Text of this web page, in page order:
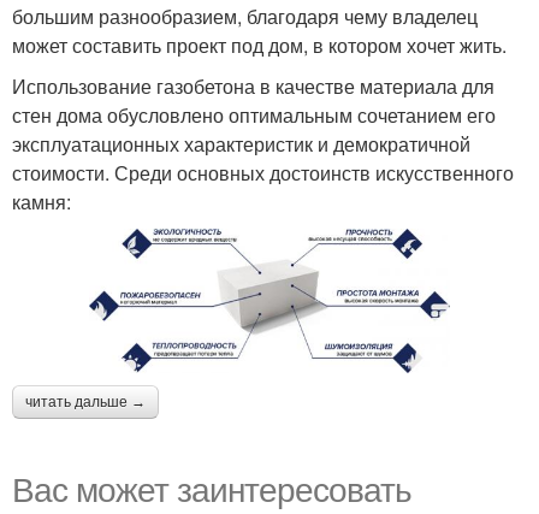
большим разнообразием, благодаря чему владелец
может составить проект под дом, в котором хочет жить.
Использование газобетона в качестве материала для
стен дома обусловлено оптимальным сочетанием его
эксплуатационных характеристик и демократичной
стоимости. Среди основных достоинств искусственного
камня:
читать дальше →
Вас может заинтересовать